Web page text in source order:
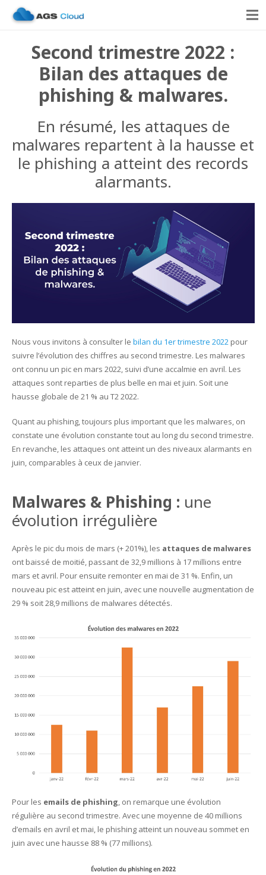
Second trimestre 2022 :
Bilan des attaques de
phishing & malwares.
En résumé, les attaques de
malwares repartent à la hausse et
le phishing a atteint des records
alarmants.
Nous vous invitons à consulter le bilan du 1er trimestre 2022 pour
suivre l’évolution des chiffres au second trimestre. Les malwares
ont connu un pic en mars 2022, suivi d’une accalmie en avril. Les
attaques sont reparties de plus belle en mai et juin. Soit une
hausse globale de 21 % au T2 2022.
Quant au phishing, toujours plus important que les malwares, on
constate une évolution constante tout au long du second trimestre.
En revanche, les attaques ont atteint un des niveaux alarmants en
juin, comparables à ceux de janvier.
Malwares & Phishing : une
évolution irrégulière
Après le pic du mois de mars (+ 201%), les attaques de malwares
ont baissé de moitié, passant de 32,9 millions à 17 millions entre
mars et avril. Pour ensuite remonter en mai de 31 %. Enfin, un
nouveau pic est atteint en juin, avec une nouvelle augmentation de
29 % soit 28,9 millions de malwares détectés.
Pour les emails de phishing, on remarque une évolution
régulière au second trimestre. Avec une moyenne de 40 millions
d’emails en avril et mai, le phishing atteint un nouveau sommet en
juin avec une hausse 88 % (77 millions).